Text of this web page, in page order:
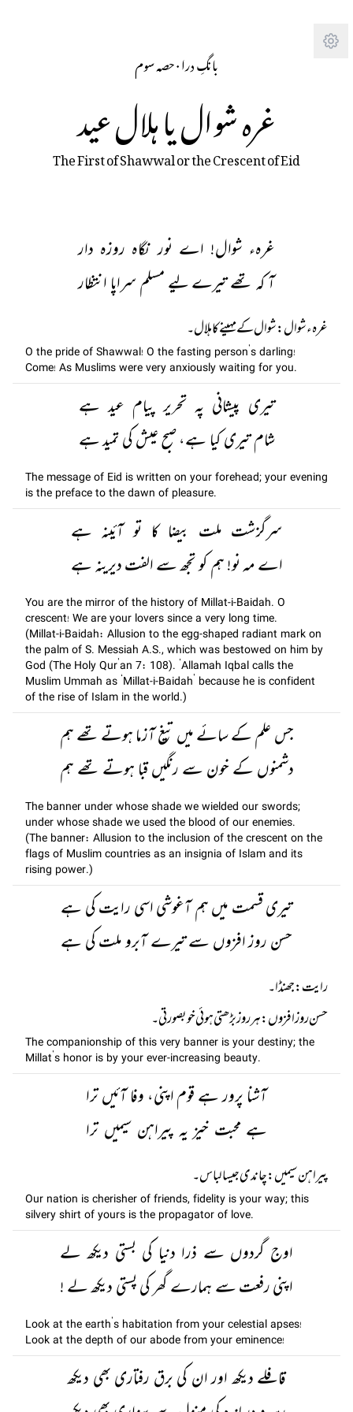
بانگِ درا· حصہ سوم
غرہ شوال یا ہلال عید
The First of Shawwal or the Crescent of Eid
غرہء شوال! اے نور نگاہ روزہ دار
آ کہ تھے تیرے لیے مسلم سراپا انتظار
غرہء شوال: شوال کے مہینے کا ہلال۔
O the pride of Shawwal! O the fasting person’s darling!
Come! As Muslims were very anxiously waiting for you.
تیری پیشانی پہ تحریر پیام عید ہے
شام تیری کیا ہے، صبح عیش کی تمید ہے
The message of Eid is written on your forehead; your evening
is the preface to the dawn of pleasure.
سرگزشت ملت بیضا کا تو آئینہ ہے
اے مہ نو! ہم کو تجھ سے الفت دیرینہ ہے
You are the mirror of the history of Millat-i-Baidah. O
crescent! We are your lovers since a very long time.
(Millat-i-Baidah: Allusion to the egg-shaped radiant mark on
the palm of S. Messiah A.S., which was bestowed on him by
God (The Holy Qur’an 7: 108). ‘Allamah Iqbal calls the
Muslim Ummah as ‘Millat-i-Baidah’ because he is confident
of the rise of Islam in the world.)
جس علم کے سائے میں تیغ آزما ہوتے تھے ہم
دشمنوں کے خون سے رنگیں قبا ہوتے تھے ہم
The banner under whose shade we wielded our swords;
under whose shade we used the blood of our enemies.
(The banner: Allusion to the inclusion of the crescent on the
flags of Muslim countries as an insignia of Islam and its
rising power.)
تیری قسمت میں ہم آغوشی اسی رایت کی ہے
حسن روز افزوں سے تیرے آبرو ملت کی ہے
حسن روز افزوں: ہر روز بڑھتی ہوئی خوبصورتی۔
The companionship of this very banner is your destiny; the
Millat’s honor is by your ever-increasing beauty.
آشنا پرور ہے قوم اپنی، وفا آئیں ترا
ہے محبت خیز یہ پیراہن سیمیں ترا
پيراہن سيميں: چاندی جیسا لباس۔
Our nation is cherisher of friends, fidelity is your way; this
silvery shirt of yours is the propagator of love.
اوج گردوں سے ذرا دنیا کی بستی دیکھ لے
اپنی رفعت سے ہمارے گھر کی پستی دیکھ لے !
Look at the earth’s habitation from your celestial apses!
Look at the depth of our abode from your eminence!
قافلے دیکھ اور ان کی برق رفتاری بھی دیکھ